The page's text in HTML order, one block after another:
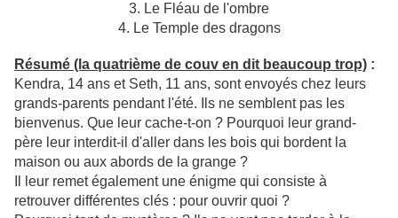
3. Le Fléau de l'ombre
4. Le Temple des dragons
Résumé (la quatrième de couv en dit beaucoup trop) :
Kendra, 14 ans et Seth, 11 ans, sont envoyés chez leurs
grands-parents pendant l'été. Ils ne semblent pas les
bienvenus. Que leur cache-t-on ? Pourquoi leur grand-
père leur interdit-il d'aller dans les bois qui bordent la
maison ou aux abords de la grange ?
Il leur remet également une énigme qui consiste à
retrouver différentes clés : pour ouvrir quoi ?